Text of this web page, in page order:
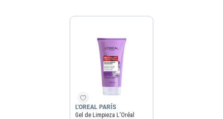
L'OREAL PARÍS
Gel de Limpieza L'Oréal